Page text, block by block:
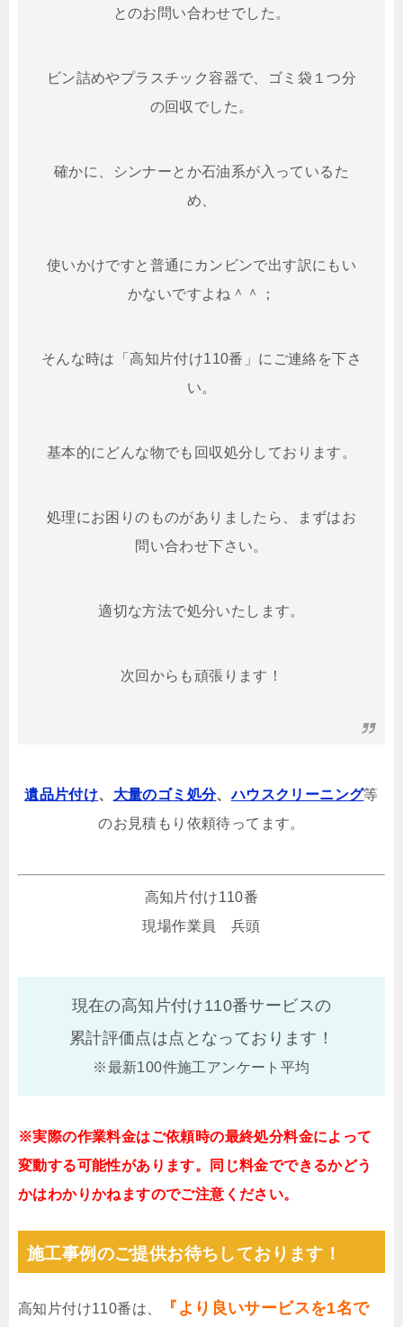
とのお問い合わせでした。
ビン詰めやプラスチック容器で、ゴミ袋１つ分
の回収でした。
確かに、シンナーとか石油系が入っているた
め、
使いかけですと普通にカンビンで出す訳にもい
かないですよね＾＾；
そんな時は「高知片付け110番」にご連絡を下さ
い。
基本的にどんな物でも回収処分しております。
処理にお困りのものがありましたら、まずはお
問い合わせ下さい。
適切な方法で処分いたします。
次回からも頑張ります！
遺品片付け、 大量のゴミ処分、ハウスクリーニング等
のお見積もり依頼待ってます。
高知片付け110番
現場作業員 兵頭
現在の高知片付け110番サービスの
累計評価点は点となっております！
※最新100件施工アンケート平均
※実際の作業料金はご依頼時の最終処分料金によって
変動する可能性があります。同じ料金でできるかどう
かはわかりかねますのでご注意ください。
施工事例のご提供お待ちしております！
高知片付け110番は、 『より良いサービスを1名で